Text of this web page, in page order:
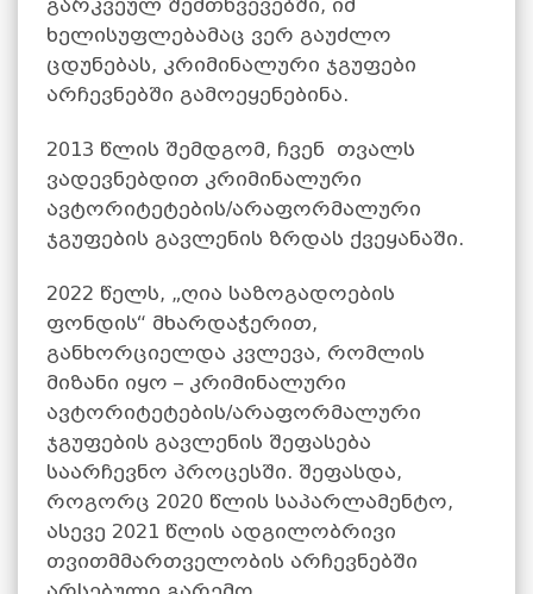
გარკვეულ შემთხვევებში, იმ
ხელისუფლებამაც ვერ გაუძლო
ცდუნებას, კრიმინალური ჯგუფები
არჩევნებში გამოეყენებინა.
2013 წლის შემდგომ, ჩვენ თვალს
ვადევნებდით კრიმინალური
ავტორიტეტების/არაფორმალური
ჯგუფების გავლენის ზრდას ქვეყანაში.
2022 წელს, „ღია საზოგადოების
ფონდის“ მხარდაჭერით,
განხორციელდა კვლევა, რომლის
მიზანი იყო – კრიმინალური
ავტორიტეტების/არაფორმალური
ჯგუფების გავლენის შეფასება
საარჩევნო პროცესში. შეფასდა,
როგორც 2020 წლის საპარლამენტო,
ასევე 2021 წლის ადგილობრივი
თვითმმართველობის არჩევნებში